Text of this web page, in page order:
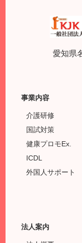
愛知県
事業内容
介護研修
国試対策
健康プロモEx.
ICDL
外国人サポート
法人案内